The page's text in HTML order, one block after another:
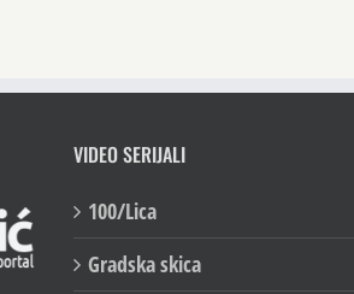
VIDEO SERIJALI
100/Lica
Gradska skica